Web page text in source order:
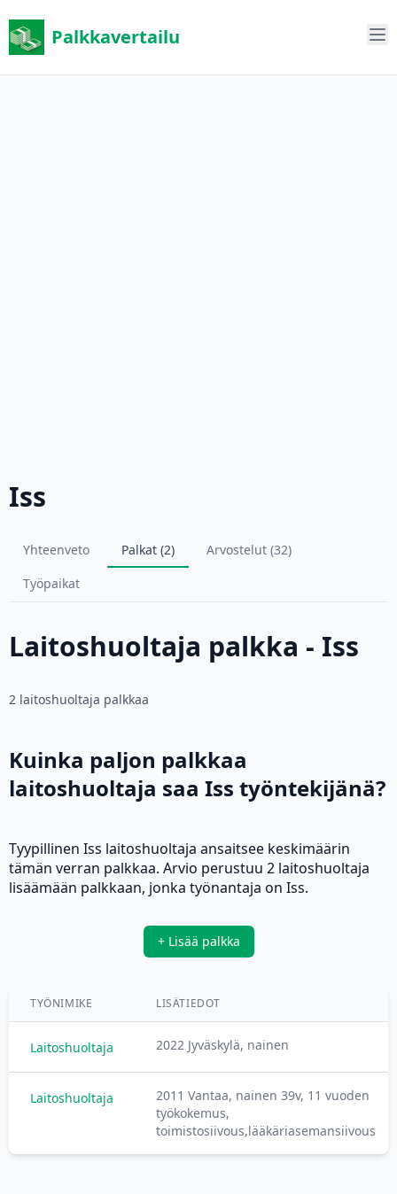
Palkkavertailu
Iss
Yhteenveto Palkat (2)
Arvostelut (32)
Työpaikat
Laitoshuoltaja palkka - Iss
2 laitoshuoltaja palkkaa
Kuinka paljon palkkaa
laitoshuoltaja saa Iss työntekijänä?
Tyypillinen Iss laitoshuoltaja ansaitsee keskimäärin
tämän verran palkkaa. Arvio perustuu 2 laitoshuoltaja
lisäämään palkkaan, jonka työnantaja on Iss.
+ Lisää palkka
TYÖNIMIKE LISÄTIEDOT
Laitoshuoltaja 2022 Jyväskylä, nainen
Laitoshuoltaja
2011 Vantaa, nainen 39v, 11 vuoden
työkokemus,
toimistosiivous,lääkäriasemansiivous